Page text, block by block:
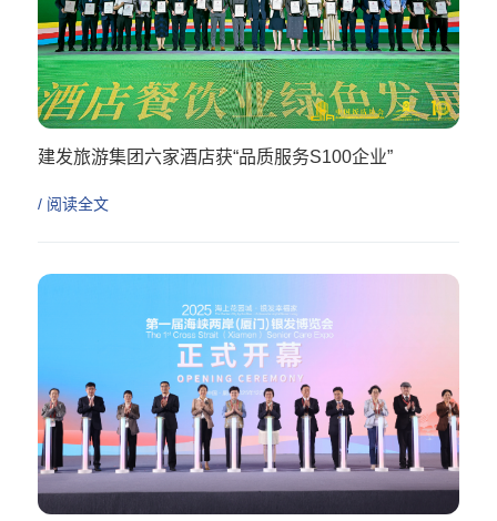
建发旅游集团六家酒店获“品质服务S100企业”
/ 阅读全文